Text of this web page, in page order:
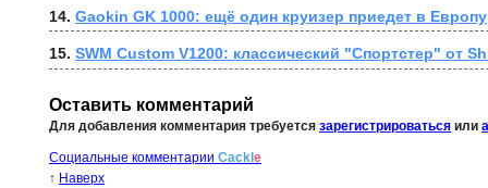
14. Gaokin GK 1000: ещё один круизер приедет в Европу
15. SWM Custom V1200: классический "Спортстер" от
Оставить комментарий
Для добавления комментария требуется зарегистрироваться или
Социальные комментарии Cackl e
↑ Наверх